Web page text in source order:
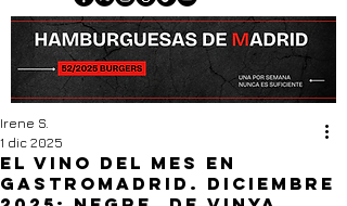
El vino del mes en
GastroMadrid. Diciembre
Irene S.
1 dic 2025